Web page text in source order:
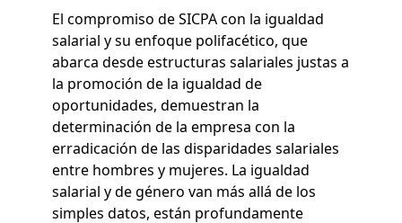
El compromiso de SICPA con la igualdad
salarial y su enfoque polifacético, que
abarca desde estructuras salariales justas a
la promoción de la igualdad de
oportunidades, demuestran la
determinación de la empresa con la
erradicación de las disparidades salariales
entre hombres y mujeres. La igualdad
salarial y de género van más allá de los
simples datos, están profundamente